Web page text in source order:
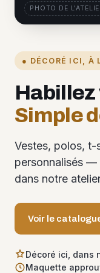
● DÉCORÉ ICI, À
Habillez
Simple
Vestes, polos,
personnalisés —
dans notre
Voir le
Décoré ici, dans
Maquette
PHOTO DE